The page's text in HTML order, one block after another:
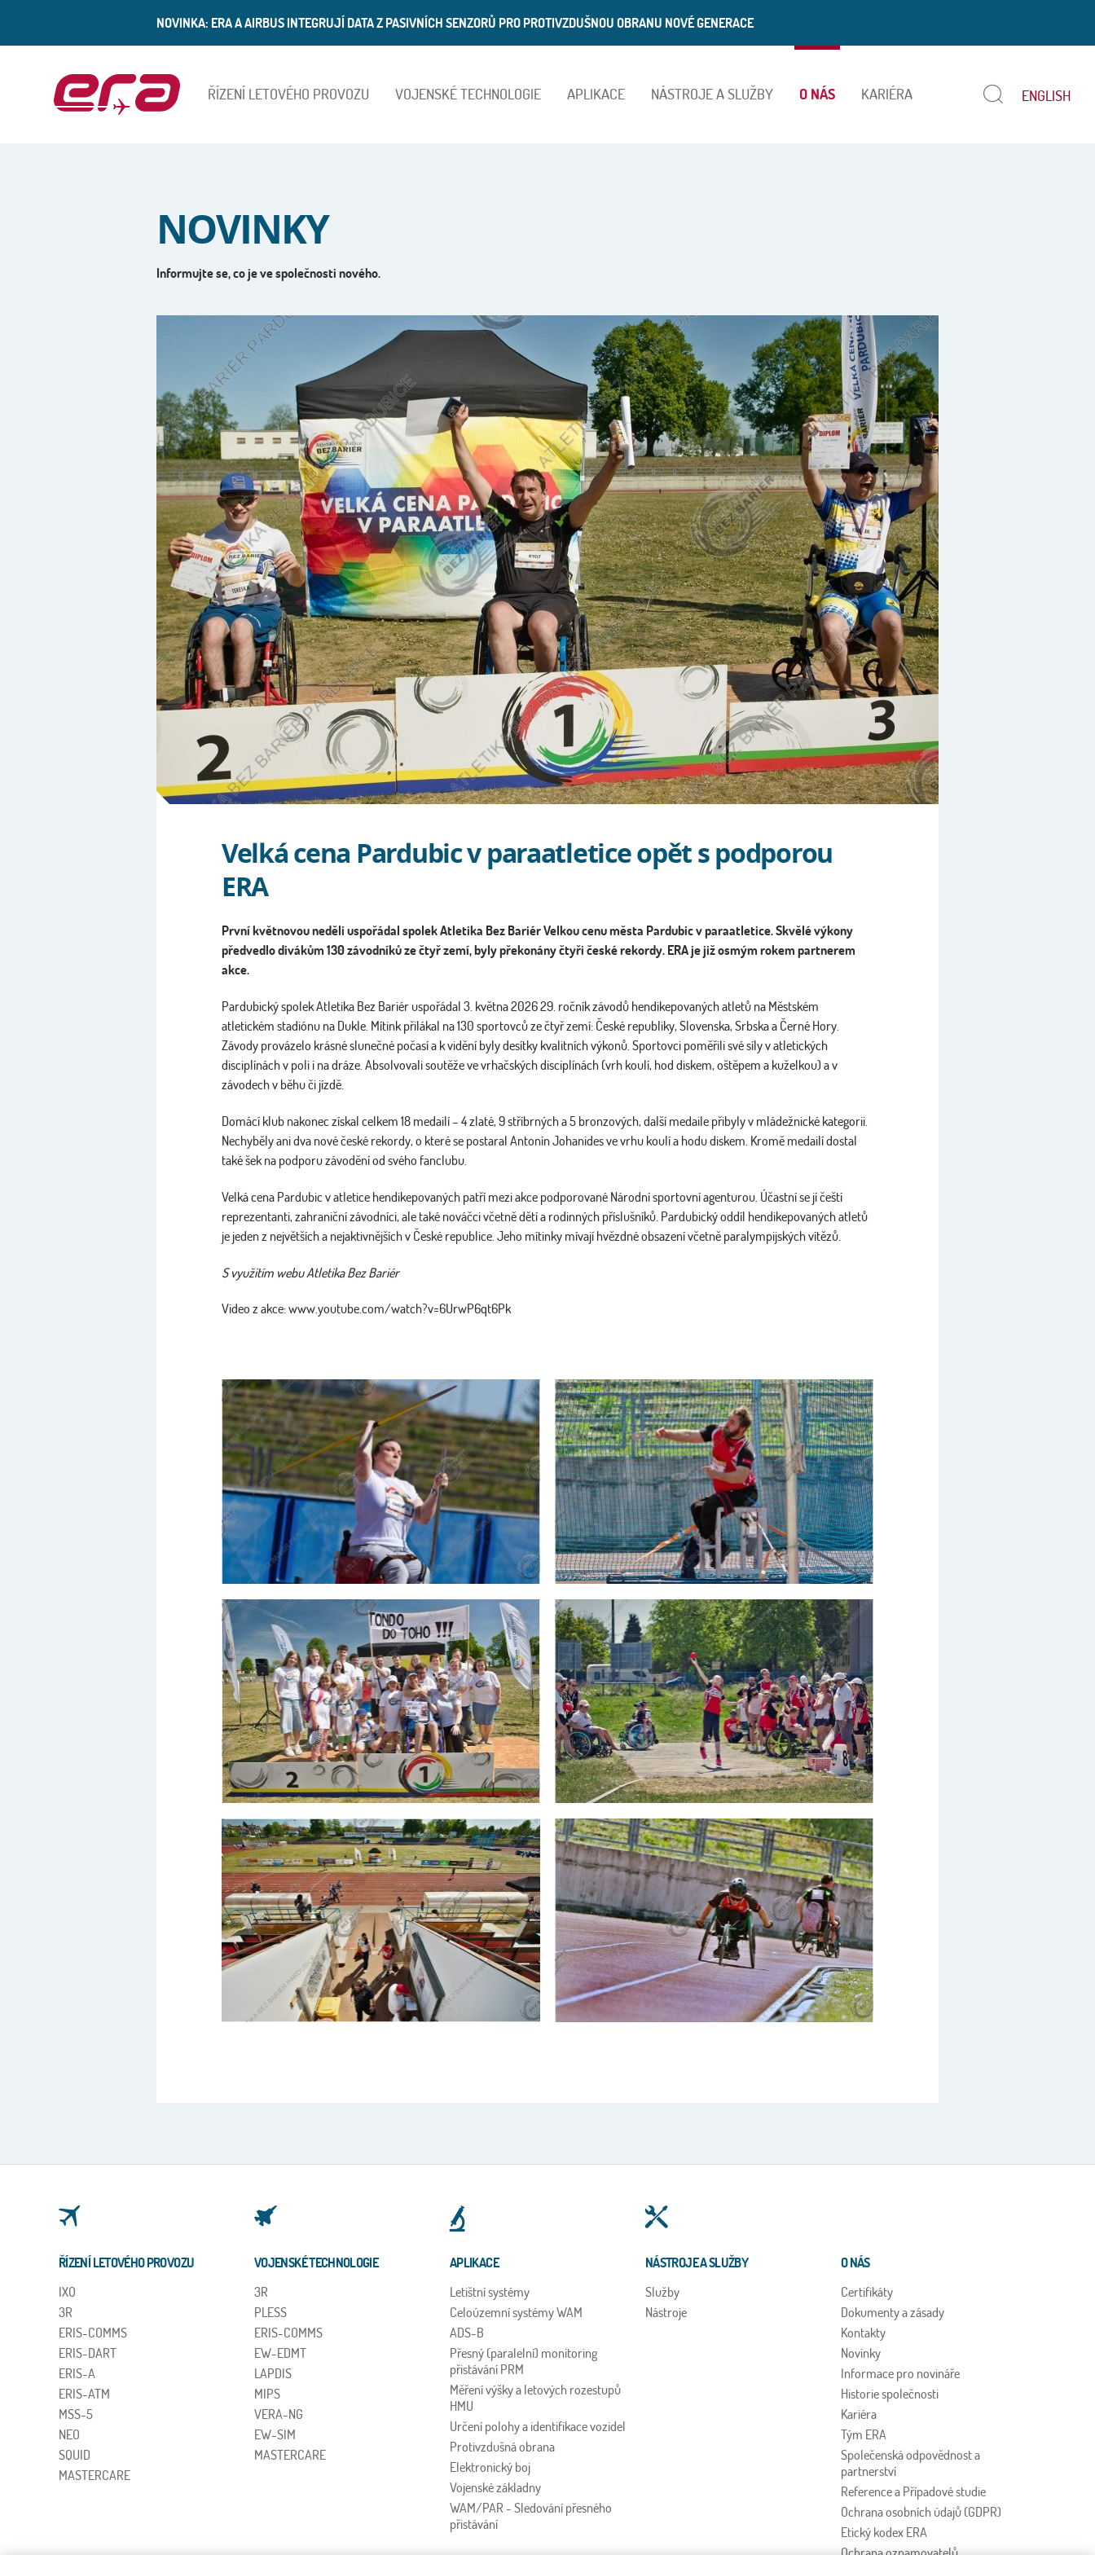
NOVINKA: ERA A AIRBUS INTEGRUJÍ DATA Z PASIVNÍCH SENZORŮ PRO PROTIVZDUŠNOU OBRANU NOVÉ GENERACE
ŘÍZENÍ LETOVÉHO PROVOZU VOJENSKÉ TECHNOLOGIE APLIKACE NÁSTROJE A SLUŽBY O NÁS KARIÉRA ENGLISH
NOVINKY
Informujte se, co je ve společnosti nového.
Velká cena Pardubic v paraatletice opět s podporou
ERA
První květnovou neděli uspořádal spolek Atletika Bez Bariér Velkou cenu města Pardubic v paraatletice. Skvělé výkony
předvedlo divákům 130 závodníků ze čtyř zemí, byly překonány čtyři české rekordy. ERA je již osmým rokem partnerem
akce.
Pardubický spolek Atletika Bez Bariér uspořádal 3. května 2026 29. ročník závodů hendikepovaných atletů na Městském
atletickém stadiónu na Dukle. Mítink přilákal na 130 sportovců ze čtyř zemí: České republiky, Slovenska, Srbska a Černé Hory.
Závody provázelo krásné slunečné počasí a k vidění byly desítky kvalitních výkonů. Sportovci poměřili své síly v atletických
disciplínách v poli i na dráze. Absolvovali soutěže ve vrhačských disciplínách (vrh koulí, hod diskem, oštěpem a kuželkou) a v
závodech v běhu či jízdě.
Domácí klub nakonec získal celkem 18 medailí – 4 zlaté, 9 stříbrných a 5 bronzových, další medaile přibyly v mládežnické kategorii.
Nechyběly ani dva nové české rekordy, o které se postaral Antonín Johanides ve vrhu koulí a hodu diskem. Kromě medailí dostal
také šek na podporu závodění od svého fanclubu.
Velká cena Pardubic v atletice hendikepovaných patří mezi akce podporované Národní sportovní agenturou. Účastní se jí čeští
reprezentanti, zahraniční závodníci, ale také nováčci včetně dětí a rodinných příslušníků. Pardubický oddíl hendikepovaných atletů
je jeden z největších a nejaktivnějších v České republice. Jeho mítinky mívají hvězdné obsazení včetně paralympijských vítězů.
S využitím webu Atletika Bez Bariér
Video z akce: www.youtube.com/watch?v=6UrwP6qt6Pk
ŘÍZENÍ LETOVÉHO PROVOZU
IXO
3R
ERIS-COMMS
ERIS-DART
ERIS-A
ERIS-ATM
MSS-5
NEO
SQUID
MASTERCARE
VOJENSKÉ TECHNOLOGIE
3R
PLESS
ERIS-COMMS
EW-EDMT
LAPDIS
MIPS
VERA-NG
EW-SIM
MASTERCARE
APLIKACE
Letištní systémy
Celoúzemní systémy WAM
ADS-B
Přesný (paralelní) monitoring
přistávání PRM
Měření výšky a letových rozestupů
HMU
Určení polohy a identifikace vozidel
Protivzdušná obrana
Elektronický boj
Vojenské základny
WAM/PAR - Sledování přesného
přistávání
NÁSTROJE A SLUŽBY
Služby
Nástroje
O NÁS
Certifikáty
Dokumenty a zásady
Kontakty
Novinky
Informace pro novináře
Historie společnosti
Kariéra
Tým ERA
Společenská odpovědnost a
partnerství
Reference a Případové studie
Ochrana osobních údajů (GDPR)
Etický kodex ERA